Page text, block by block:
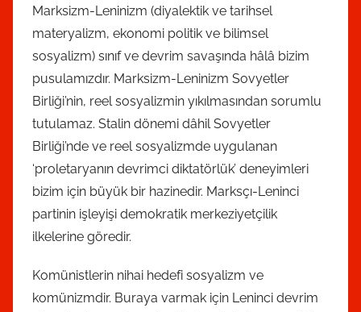
Marksizm-Leninizm (diyalektik ve tarihsel
materyalizm, ekonomi politik ve bilimsel
sosyalizm) sınıf ve devrim savaşında hâlâ bizim
pusulamızdır. Marksizm-Leninizm Sovyetler
Birliği’nin, reel sosyalizmin yıkılmasından sorumlu
tutulamaz. Stalin dönemi dâhil Sovyetler
Birliği’nde ve reel sosyalizmde uygulanan
‘proletaryanın devrimci diktatörlük’ deneyimleri
bizim için büyük bir hazinedir. Marksçı-Leninci
partinin işleyişi demokratik merkeziyetçilik
ilkelerine göredir.
Komünistlerin nihai hedefi sosyalizm ve
komünizmdir. Buraya varmak için Leninci devrim